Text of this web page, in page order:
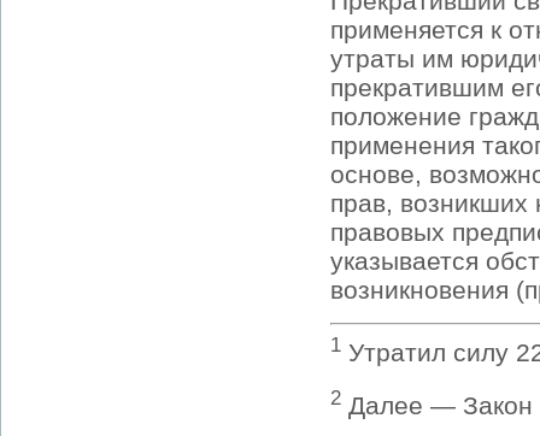
применяется к
утраты им
прекратившим
положение
применения
основе,
прав, возникших
правовых
указывается
возникновения
1 Утратил силу
2 Далее —